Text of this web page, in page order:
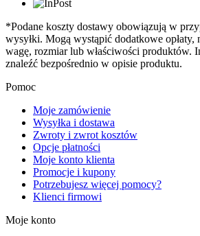
*Podane koszty dostawy obowiązują w
wysyłki. Mogą wystąpić dodatkowe opłaty,
wagę, rozmiar lub właściwości produktów.
znaleźć bezpośrednio w opisie produktu.
Pomoc
Moje zamówienie
Wysyłka i dostawa
Zwroty i zwrot kosztów
Opcje płatności
Moje konto klienta
Promocje i kupony
Potrzebujesz więcej pomocy?
Klienci firmowi
Moje konto